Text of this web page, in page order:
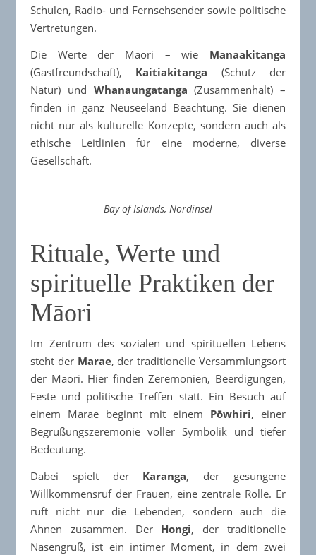
Schulen, Radio- und Fernsehsender sowie politische
Vertretungen.
Die Werte der Māori – wie Manaakitanga
(Gastfreundschaft), Kaitiakitanga (Schutz der
Natur) und Whanaungatanga (Zusammenhalt) –
finden in ganz Neuseeland Beachtung. Sie dienen
nicht nur als kulturelle Konzepte, sondern auch als
ethische Leitlinien für eine moderne, diverse
Gesellschaft.​
Bay of Islands, Nordinsel
Rituale, Werte und
spirituelle Praktiken der
Māori
Im Zentrum des sozialen und spirituellen Lebens
steht der Marae, der traditionelle Versammlungsort
der Māori. Hier finden Zeremonien, Beerdigungen,
Feste und politische Treffen statt. Ein Besuch auf
einem Marae beginnt mit einem Pōwhiri, einer
Begrüßungszeremonie voller Symbolik und tiefer
Bedeutung.​
Dabei spielt der Karanga, der gesungene
Willkommensruf der Frauen, eine zentrale Rolle. Er
ruft nicht nur die Lebenden, sondern auch die
Ahnen zusammen. Der Hongi, der traditionelle
Nasengruß, ist ein intimer Moment, in dem zwei